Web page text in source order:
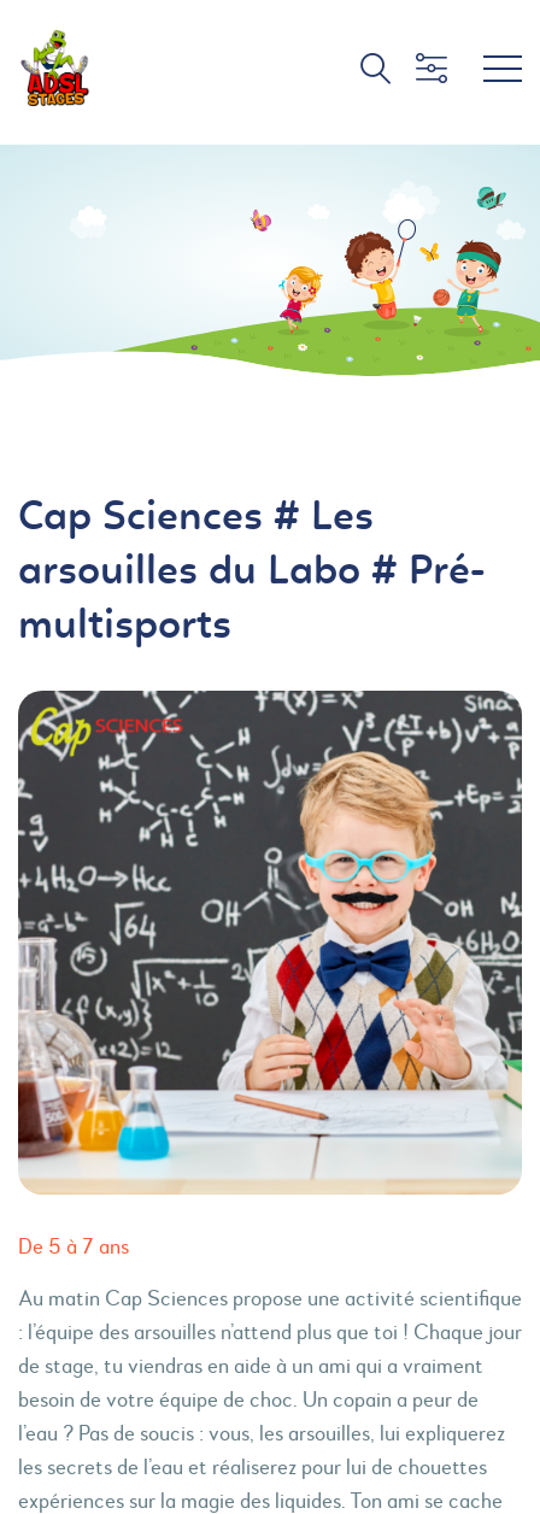
Cap Sciences # Les
arsouilles du Labo # Pré-
multisports
De 5 à 7 ans
Au matin Cap Sciences propose une activité scientifique
: l’équipe des arsouilles n’attend plus que toi ! Chaque jour
de stage, tu viendras en aide à un ami qui a vraiment
besoin de votre équipe de choc. Un copain a peur de
l’eau ? Pas de soucis : vous, les arsouilles, lui expliquerez
les secrets de l’eau et réaliserez pour lui de chouettes
expériences sur la magie des liquides. Ton ami se cache